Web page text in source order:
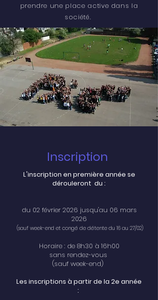
prendre une place active dans la
société.
Inscription
L'inscription en première année se
dérouleront du :
du 02 février 2026 jusqu'au 06 mars
2026
(sauf week-end et congé de détente du 16 au 27/02)
Horaire : de 8h30 à 16h00
sans rendez-vous
(sauf week-end)
Les inscriptions à partir de la 2e année
: